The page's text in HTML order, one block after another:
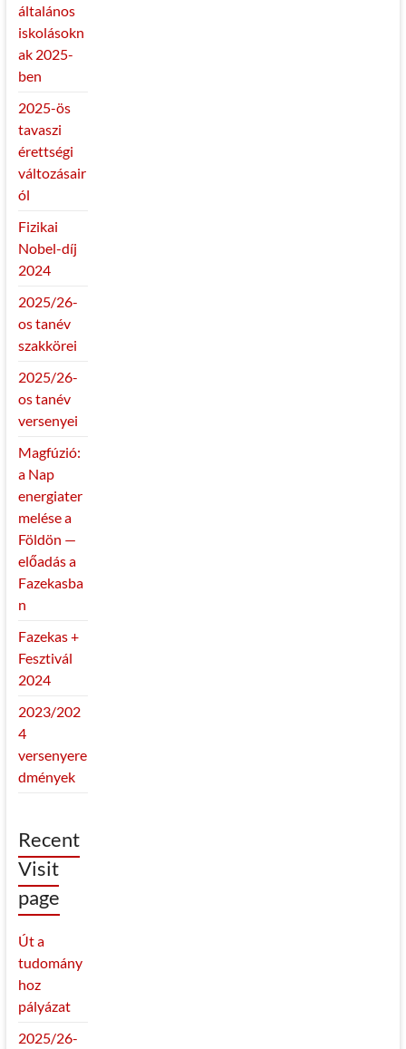
általános
iskolásokn
ak 2025-
ben
2025-ös
tavaszi
érettségi
változásair
ól
Fizikai
Nobel-díj
2024
2025/26-
os tanév
szakkörei
2025/26-
os tanév
versenyei
Magfúzió:
a Nap
energiater
melése a
Földön —
előadás a
Fazekasba
n
Fazekas +
Fesztivál
2024
2023/202
4
versenyere
dmények
Recent
Visit
page
Út a
tudomány
hoz
pályázat
2025/26-